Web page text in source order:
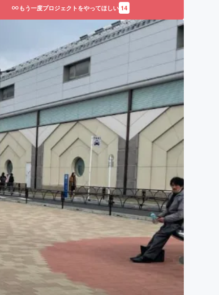
もう一度プロジェクトをやってほしい 14